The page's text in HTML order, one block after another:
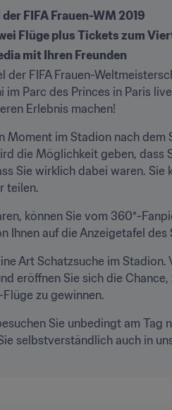
FIFA Frauen-WM 2019
Flüge plus Tickets zum
mit Ihren Freunden
FIFA Frauen-
Parc des Princes in Paris
Erlebnis machen!
Moment im Stadion nach
die Möglichkeit geben,
Sie wirklich dabei waren.
teilen.
können Sie vom 360°-
Ihnen auf die Anzeigetafel des
Art Schatzsuche im
eröffnen Sie sich die
zu gewinnen.
Sie unbedingt am Tag
selbstverständlich auch in